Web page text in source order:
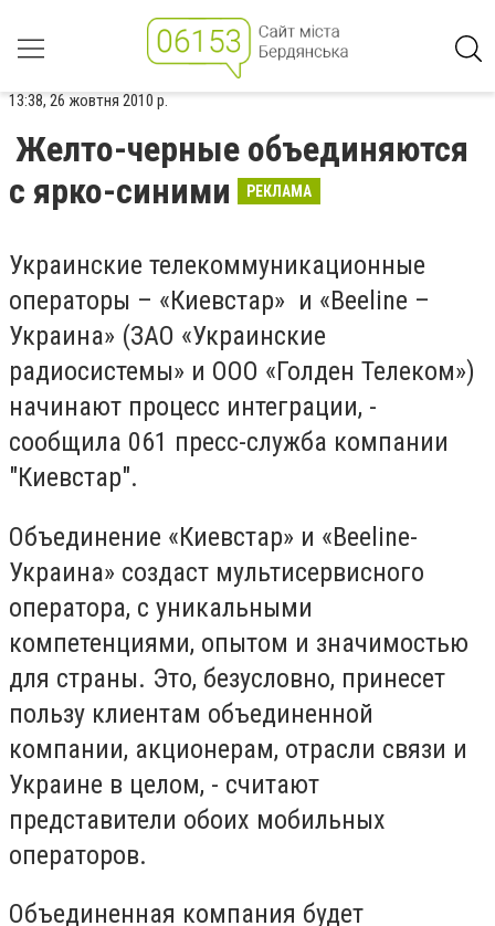
13:38, 26 жовтня 2010 р.
Желто-черные объединяются
с ярко-синими
РЕКЛАМА
Украинские телекоммуникационные
операторы – «Киевстар» и «Beeline –
Украина» (ЗАО «Украинские
радиосистемы» и ООО «Голден Телеком»)
начинают процесс интеграции, -
сообщила 061 пресс-служба компании
"Киевстар".
Объединение «Киевстар» и «Beeline-
Украина» создаст мультисервисного
оператора, с уникальными
компетенциями, опытом и значимостью
для страны. Это, безусловно, принесет
пользу клиентам объединенной
компании, акционерам, отрасли связи и
Украине в целом, - считают
представители обоих мобильных
операторов.
Объединенная компания будет